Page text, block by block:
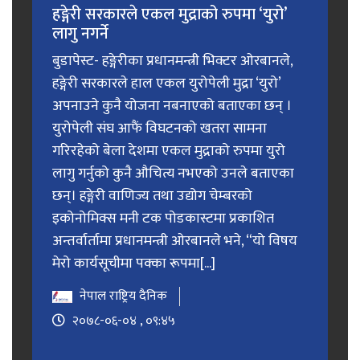
हङ्गेरी सरकारले एकल मुद्राको रुपमा ‘युरो’
लागु नगर्ने
बुडापेस्ट- हङ्गेरीका प्रधानमन्त्री भिक्टर ओरबानले,
हङ्गेरी सरकारले हाल एकल युरोपेली मुद्रा ‘युरो’
अपनाउने कुनै योजना नबनाएको बताएका छन् ।
युरोपेली संघ आफैं विघटनको खतरा सामना
गरिरहेको बेला देशमा एकल मुद्राको रुपमा युरो
लागु गर्नुको कुनै औचित्य नभएको उनले बताएका
छन्। हङ्गेरी वाणिज्य तथा उद्योग चेम्बरको
इकोनोमिक्स मनी टक पोडकास्टमा प्रकाशित
अन्तर्वार्तामा प्रधानमन्त्री ओरबानले भने, “यो विषय
मेरो कार्यसूचीमा पक्का रूपमा[...]
नेपाल राष्ट्रिय दैनिक
२०७८-०६-०४ , ०९:४५